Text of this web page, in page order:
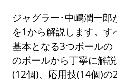
ジャグラー･中嶋潤一
を1から解説します。
基本となる3つボール
のボールから丁寧に解
(12個)、応用技(14個)